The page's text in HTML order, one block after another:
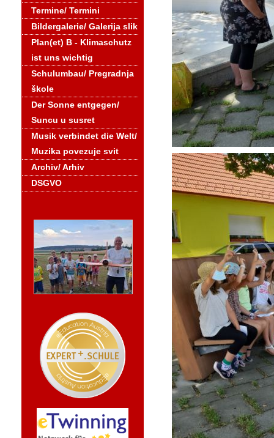
Termine/ Termini
Bildergalerie/ Galerija slik
Plan(et) B - Klimaschutz
ist uns wichtig
Schulumbau/ Pregradnja
škole
Der Sonne entgegen/
Suncu u susret
Musik verbindet die Welt/
Muzika povezuje svit
Archiv/ Arhiv
DSGVO